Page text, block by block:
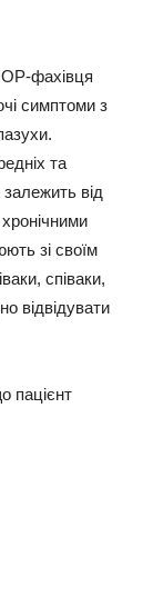
фахівця
симптоми з
та
від
зі своїм
співаки,
відвідувати
пацієнт